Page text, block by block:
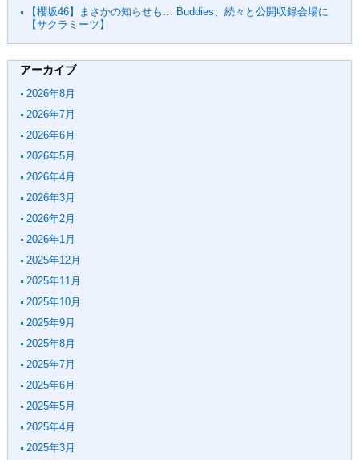
【櫻坂46】まさかの知らせも… Buddies、続々と公開収録会場に
【サクラミーツ】
アーカイブ
2026年8月
2026年7月
2026年6月
2026年5月
2026年4月
2026年3月
2026年2月
2026年1月
2025年12月
2025年11月
2025年10月
2025年9月
2025年8月
2025年7月
2025年6月
2025年5月
2025年4月
2025年3月